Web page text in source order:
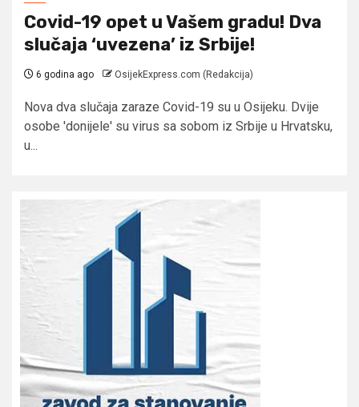
Covid-19 opet u Vašem gradu! Dva
slučaja ‘uvezena’ iz Srbije!
6 godina ago OsijekExpress.com (Redakcija)
Nova dva slučaja zaraze Covid-19 su u Osijeku. Dvije
osobe 'donijele' su virus sa sobom iz Srbije u Hrvatsku,
u...